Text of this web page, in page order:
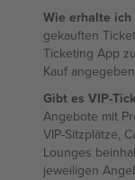
Wie erhalte ich
gekauften
Ticketing App
Kauf
Gibt es VIP-
Angebote mit
VIP-Sitzplätze,
Lounges
jeweiligen